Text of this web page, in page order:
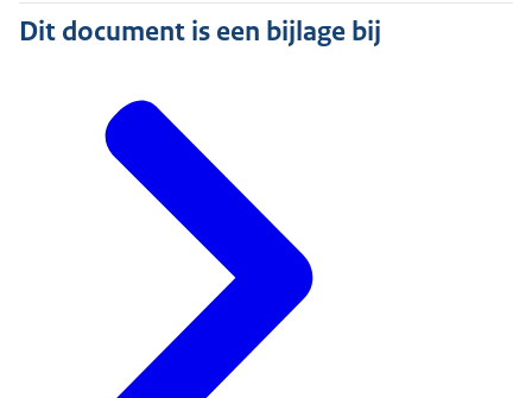
Dit document is een bijlage bij